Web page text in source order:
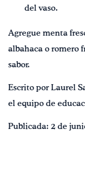
del vaso.
Agregue menta
albahaca o romero
sabor.
Escrito por Laurel
el equipo de
Publicada: 2 de